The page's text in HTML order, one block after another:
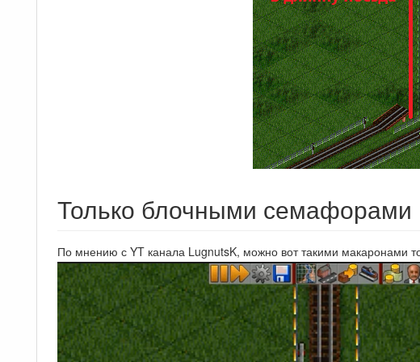
Только блочными семафорами
По мнению с YT канала LugnutsK, можно вот такими макаронами